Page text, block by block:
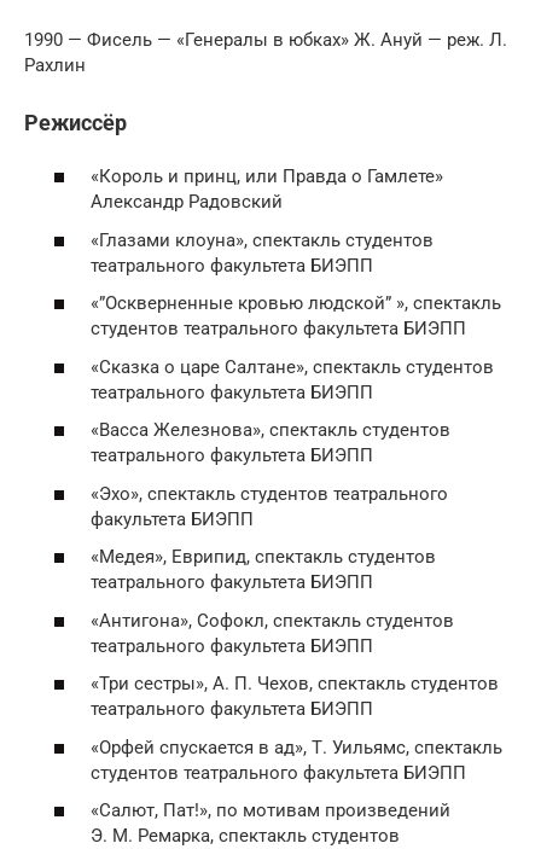
1990 — Фисель — «Генералы в юбках» Ж. Ануй — реж. Л.
Рахлин
Режиссёр
«Король и принц, или Правда о Гамлете»
Александр Радовский
«Глазами клоуна», спектакль студентов
театрального факультета БИЭПП
«”Оскверненные кровью людской” », спектакль
студентов театрального факультета БИЭПП
«Сказка о царе Салтане», спектакль студентов
театрального факультета БИЭПП
«Васса Железнова», спектакль студентов
театрального факультета БИЭПП
«Эхо», спектакль студентов театрального
факультета БИЭПП
«Медея», Еврипид, спектакль студентов
театрального факультета БИЭПП
«Антигона», Софокл, спектакль студентов
театрального факультета БИЭПП
«Три сестры», А. П. Чехов, спектакль студентов
театрального факультета БИЭПП
«Орфей спускается в ад», Т. Уильямс, спектакль
студентов театрального факультета БИЭПП
«Салют, Пат!», по мотивам произведений
Э. М. Ремарка, спектакль студентов